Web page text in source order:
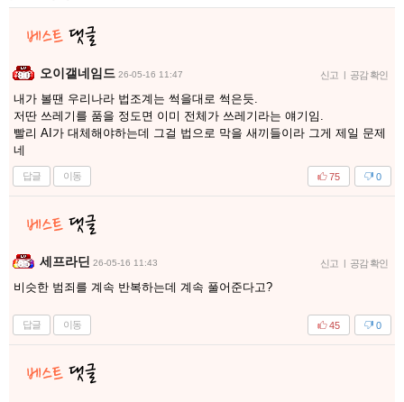
오이갤네임드 26-05-16 11:47 신고 | 공감 확인
내가 볼땐 우리나라 법조계는 썩을대로 썩은듯.
저딴 쓰레기를 품을 정도면 이미 전체가 쓰레기라는 얘기임.
빨리 AI가 대체해야하는데 그걸 법으로 막을 새끼들이라 그게 제일 문제
네
답글 이동 0
75
세프라딘 26-05-16 11:43 신고 | 공감 확인
비슷한 범죄를 계속 반복하는데 계속 풀어준다고?
답글 이동 0
45